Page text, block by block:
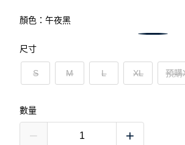
顏色：午夜黑
尺寸
S M L XL 預購
數量